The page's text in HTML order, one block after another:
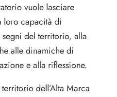
vuole lasciare
loro capacità di
del territorio, alla
alle dinamiche di
e alla riflessione.
dell’Alta Marca